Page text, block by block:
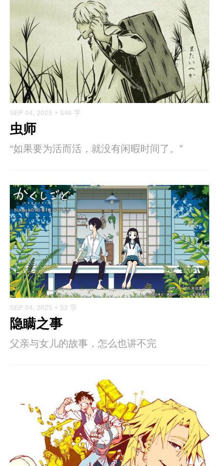
SEP 04, 2025 + 646 字
虫师
“如果要为活而活，就没有闲暇时间了。”
SEP 04, 2025 + 52 字
隐瞒之事
父亲与女儿的故事，怎么也讲不完